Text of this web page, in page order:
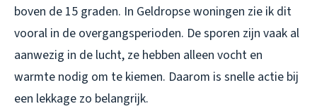
boven de 15 graden. In Geldropse woningen zie ik dit
vooral in de overgangsperioden. De sporen zijn vaak al
aanwezig in de lucht, ze hebben alleen vocht en
warmte nodig om te kiemen. Daarom is snelle actie bij
een lekkage zo belangrijk.